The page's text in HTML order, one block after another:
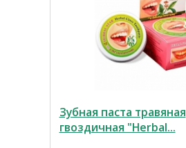
Зубная паста травяная
гвоздичная "Herbal...